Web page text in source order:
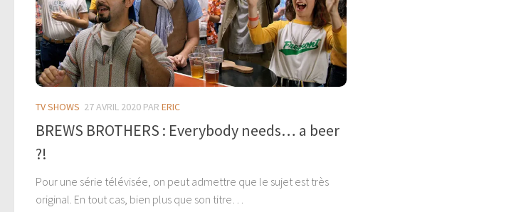
TV SHOWS 27 AVRIL 2020 PAR ERIC
BREWS BROTHERS : Everybody needs… a beer
?!
Pour une série télévisée, on peut admettre que le sujet est très
original. En tout cas, bien plus que son titre…